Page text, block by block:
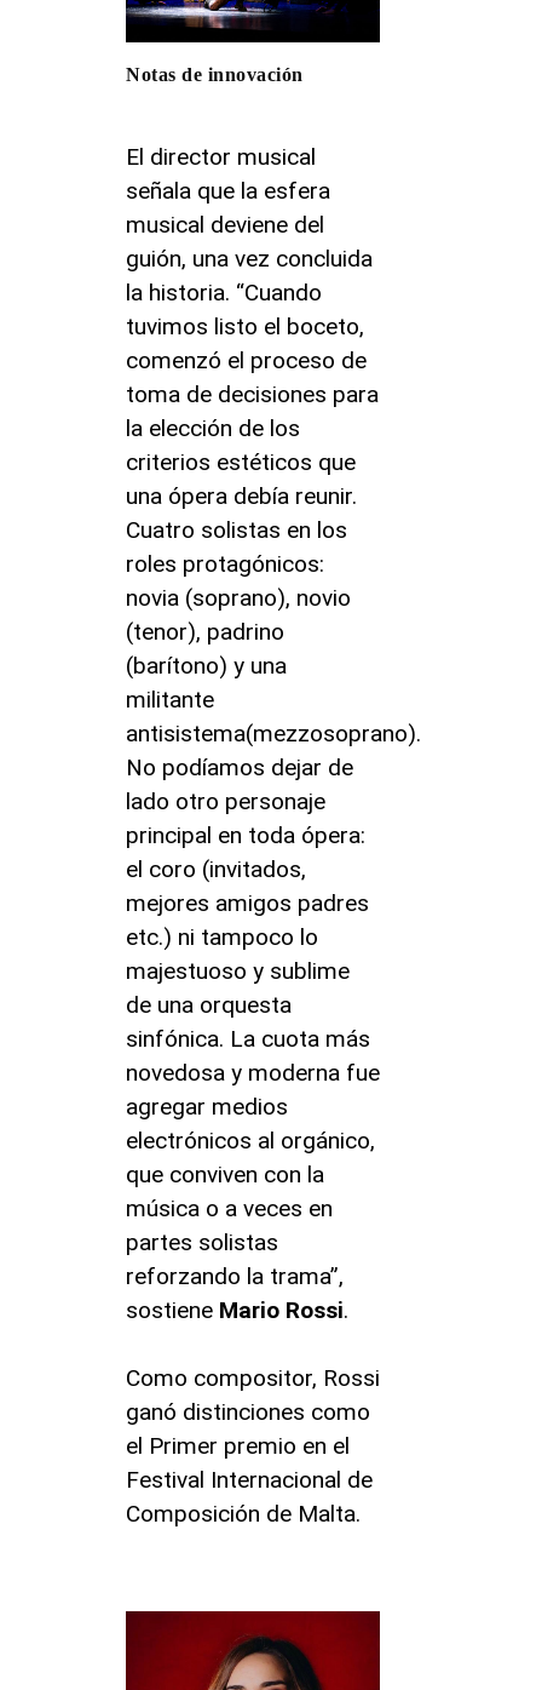
Notas de innovación
El director musical
señala que la esfera
musical deviene del
guión, una vez concluida
la historia. “Cuando
tuvimos listo el boceto,
comenzó el proceso de
toma de decisiones para
la elección de los
criterios estéticos que
una ópera debía reunir.
Cuatro solistas en los
roles protagónicos:
novia (soprano), novio
(tenor), padrino
(barítono) y una
militante
antisistema(mezzosoprano).
No podíamos dejar de
lado otro personaje
principal en toda ópera:
el coro (invitados,
mejores amigos padres
etc.) ni tampoco lo
majestuoso y sublime
de una orquesta
sinfónica. La cuota más
novedosa y moderna fue
agregar medios
electrónicos al orgánico,
que conviven con la
música o a veces en
partes solistas
reforzando la trama”,
sostiene Mario Rossi.
Como compositor, Rossi
ganó distinciones como
el Primer premio en el
Festival Internacional de
Composición de Malta.